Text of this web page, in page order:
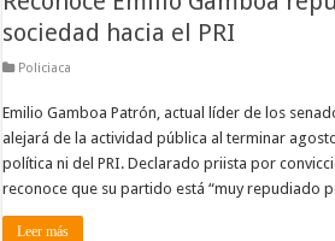
sociedad hacia el PRI
Policiaca
Emilio Gamboa Patrón, actual líder de los
alejará de la actividad pública al terminar
política ni del PRI. Declarado priista por
reconoce que su partido está “muy repudiado
Leer más